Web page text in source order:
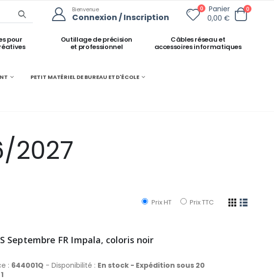
Bienvenue
Connexion / Inscription
0
Panier
0,00 €
0
pour Outillage de précision
et professionnel
Câbles réseau et
accessoires informatiques
PETIT MATÉRIEL DE BUREAU ET D'ÉCOLE
2027
Prix HT Prix TTC
Septembre FR Impala, coloris noir
: 644001Q - Disponibilité : En stock - Expédition sous 20